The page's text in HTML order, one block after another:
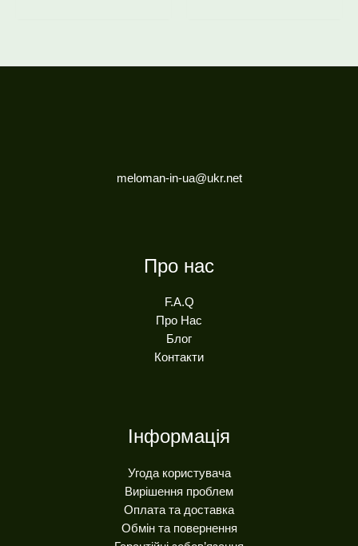
meloman-in-ua@ukr.net
Про нас
F.A.Q
Про Нас
Блог
Контакти
Інформація
Угода користувача
Вирішення проблем
Оплата та доставка
Обмін та повернення